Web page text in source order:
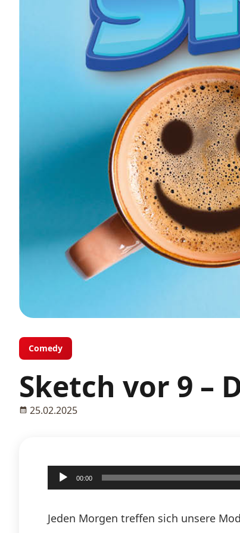
Comedy
Sketch vor 9 –
25.02.2025
Audio-
Player
00:00
Jeden Morgen treffen sich unsere